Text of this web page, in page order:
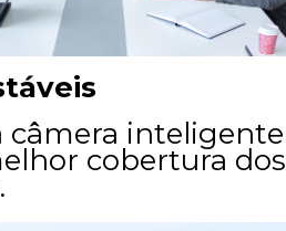
câmera inteligente
cobertura dos